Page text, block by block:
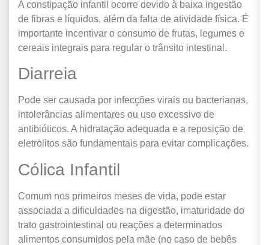
A constipação infantil ocorre devido à baixa ingestão
de fibras e líquidos, além da falta de atividade física. É
importante incentivar o consumo de frutas, legumes e
cereais integrais para regular o trânsito intestinal.
Diarreia
Pode ser causada por infecções virais ou bacterianas,
intolerâncias alimentares ou uso excessivo de
antibióticos. A hidratação adequada e a reposição de
eletrólitos são fundamentais para evitar complicações.
Cólica Infantil
Comum nos primeiros meses de vida, pode estar
associada a dificuldades na digestão, imaturidade do
trato gastrointestinal ou reações a determinados
alimentos consumidos pela mãe (no caso de bebês